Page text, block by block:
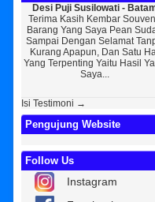
Susilowati - Batam
Kembar Souvenir
Saya Pean Sudah
Selamat Tanpa
Dan Satu Hal
Yaitu Hasil Yang
Bayu
Sedikit
Saya,
Wisuda
Kembar
Isi Testimoni →
Pengujung Website
Follow Us
Instagram